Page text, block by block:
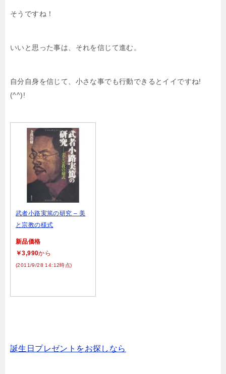
そうですね！
いいと思った事は、それを信じて進む。
自分自身を信じて、小さな事でも行動できるとイイですね!
(^^)!
武者小路実篤の研究 – 美
と宗教の様式
新品価格
￥3,990から
(2011/9/28 14:12時点)
誕生日プレゼントをお探しなら